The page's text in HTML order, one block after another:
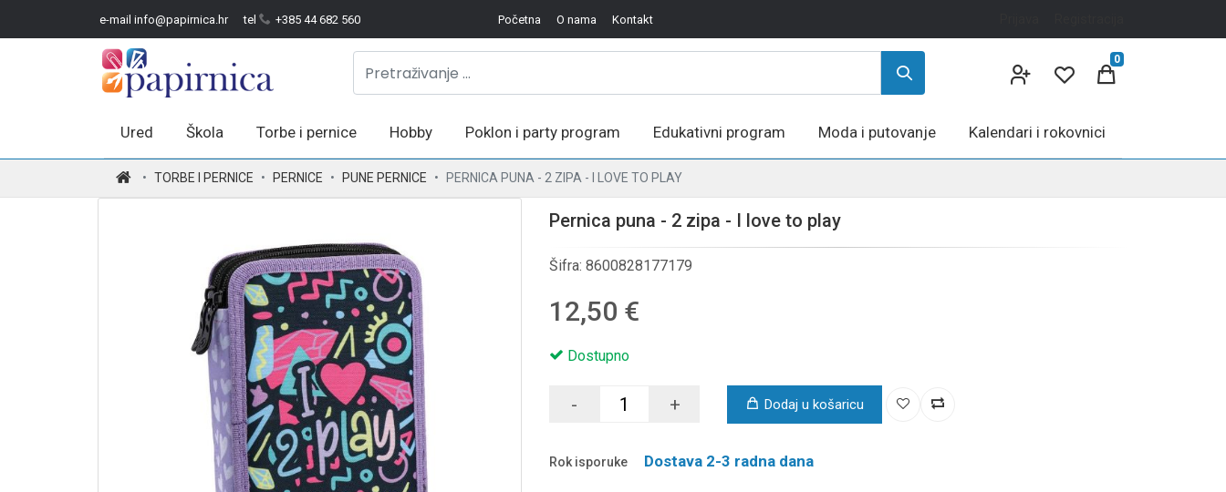
e-mail info@papirnica.hr tel +385 44 682 560 Početna O nama Kontakt
0
Ured Škola Torbe i pernice Hobby Poklon i party program Edukativni program Moda i putovanje Kalendari i rokovnici
TORBE I PERNICE PERNICE PUNE PERNICE PERNICA PUNA - 2 ZIPA - I LOVE TO PLAY
Pernica puna - 2 zipa - I love to play
Šifra: 8600828177179
12,50 €
Dostupno
- + Dodaj u košaricu
Rok isporuke Dostava 2-3 radna dana